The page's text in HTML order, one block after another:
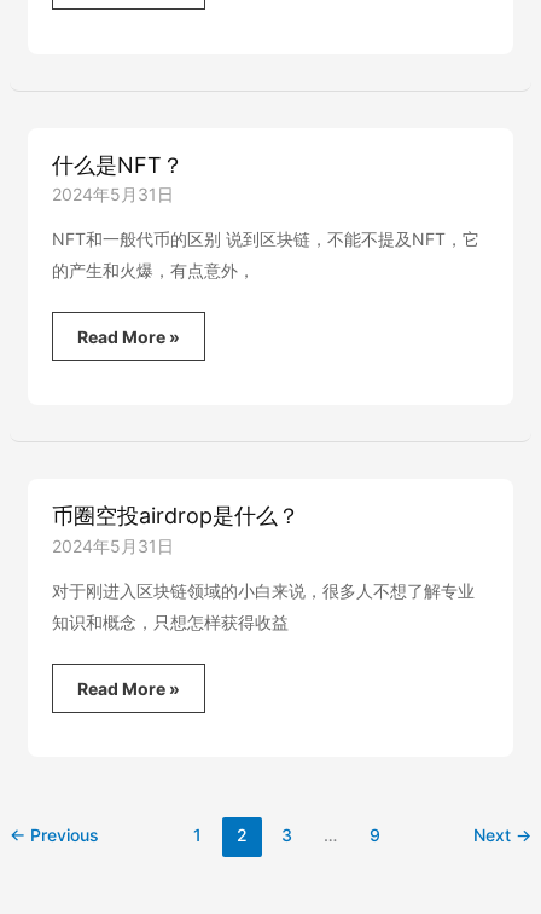
国
册
易
所，
请
码
bg1234
20%
什么是NFT？
2024年5月31日
NFT和一般代币的区别 说到区块链，不能不提及NFT，它
的产生和火爆，有点意外，
什
么
Read More »
币圈空投airdrop是什么？
2024年5月31日
对于刚进入区块链领域的小白来说，很多人不想了解专业
知识和概念，只想怎样获得收益
币
圈
么？
Read More »
← Previous 1 2 3 … 9 Next →